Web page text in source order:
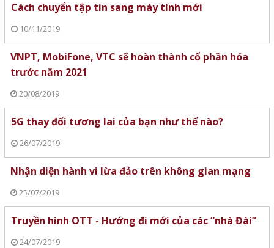
Cách chuyển tập tin sang máy tính mới
10/11/2019
VNPT, MobiFone, VTC sẽ hoàn thành cổ phần hóa
trước năm 2021
20/08/2019
5G thay đổi tương lai của bạn như thế nào?
26/07/2019
Nhận diện hành vi lừa đảo trên không gian mạng
25/07/2019
Truyền hình OTT - Hướng đi mới của các “nhà Đài”
24/07/2019